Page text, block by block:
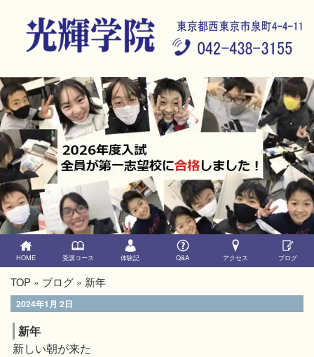
HOME 受講コース 体験記 Q&A アクセス ブログ
TOP » ブログ » 新年
2024年1月 2日
新年
新しい朝が来た